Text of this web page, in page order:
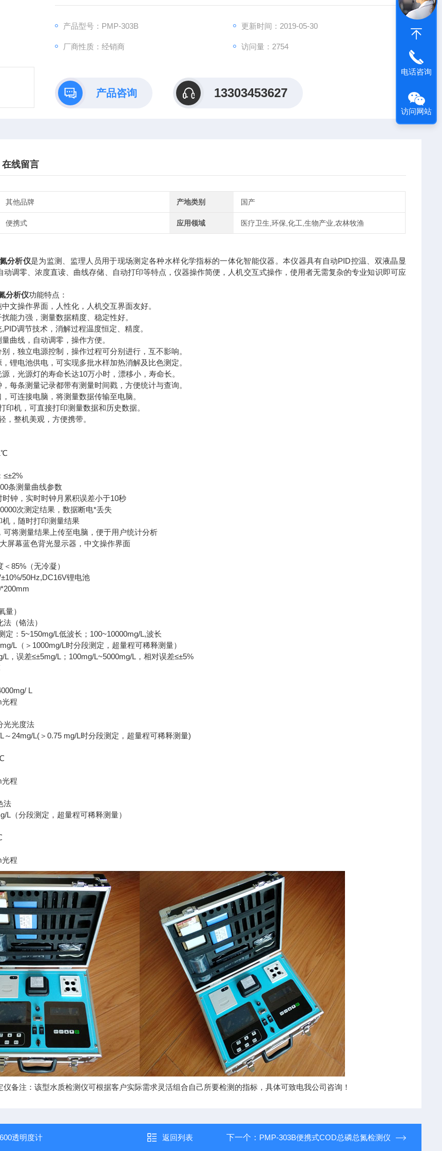
产品型号：PMP-303B 更新时间：2019-05-30
厂商性质：经销商 访问量：2754
产品咨询 13303453627
在线留言
其他品牌 产地类别 国产
便携式 应用领域 医疗卫生,环保,化工,生物产业,农林牧渔
分析仪是为监测、监理人员用于现场测定各种水样化学指标的一体化智能仪器。本仪器具有自动PID控温、双液晶显
动调零、浓度直读、曲线存储、自动打印等特点，仪器操作简便，人机交互式操作，使用者无需复杂的专业知识即可应
分析仪功能特点：
文操作界面，人性化，人机交互界面友好。
能力强，测量数据精度、稳定性好。
调节技术，消解过程温度恒定、精度。
曲线，自动调零，操作方便。
，独立电源控制，操作过程可分别进行，互不影响。
锂电池供电，可实现多批水样加热消解及比色测定。
，光源灯的寿命长达10万小时，漂移小，寿命长。
每条测量记录都带有测量时间戳，方便统计与查询。
可连接电脑，将测量数据传输至电脑。
印机，可直接打印测量数据和历史数据。
，整机美观，方便携带。
≤±2%
条测量曲线参数
，实时时钟月累积误差小于10秒
次测定结果，数据断电*丢失
，随时打印测量结果
可将测量结果上传至电脑，便于用户统计分析
幕蓝色背光显示器，中文操作界面
85%（无冷凝）
50Hz,DC16V锂电池
量）
（铬法）
定：5~150mg/L低波长；100~10000mg/L,波长
L（＞1000mg/L时分段测定，超量程可稀释测量）
L，误差≤±5mg/L；100mg/L~5000mg/L，相对误差≤±5%
L
光程
光光度法
～24mg/L(＞0.75 mg/L时分段测定，超量程可稀释测量)
光程
法
L（分段测定，超量程可稀释测量）
光程
仪备注：该型水质检测仪可根据客户实际需求灵活组合自己所要检测的指标，具体可致电我公司咨询！
透明度计 返回列表 下一个： PMP-303B便携式COD总磷总氮检测仪
电话咨询
访问网站